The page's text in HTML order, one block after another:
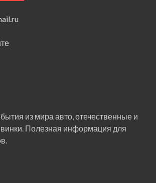
из мира авто, отечественные и
Полезная информация для